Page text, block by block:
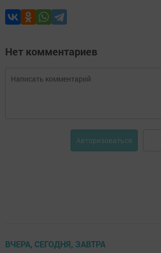
Нет комментариев
Авторизоваться
ВЧЕРА, СЕГОДНЯ, ЗАВТРА